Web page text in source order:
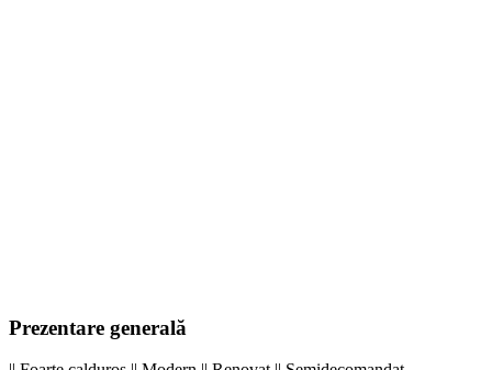
Prezentare generală